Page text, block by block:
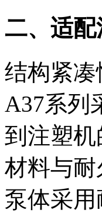
二、适
结构紧凑
A37系列
到注塑
材料与耐
泵体采